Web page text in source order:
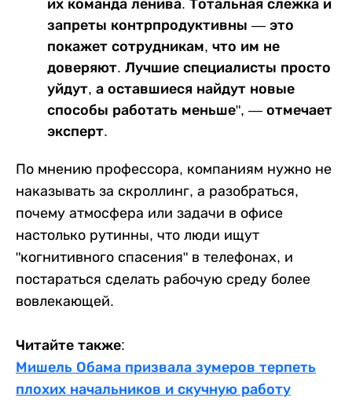
их команда ленива. Тотальная слежка и
запреты контрпродуктивны — это
покажет сотрудникам, что им не
доверяют. Лучшие специалисты просто
уйдут, а оставшиеся найдут новые
способы работать меньше", — отмечает
эксперт.
По мнению профессора, компаниям нужно не
наказывать за скроллинг, а разобраться,
почему атмосфера или задачи в офисе
настолько рутинны, что люди ищут
"когнитивного спасения" в телефонах, и
постараться сделать рабочую среду более
вовлекающей.
Читайте также:
Мишель Обама призвала зумеров терпеть
плохих начальников и скучную работу